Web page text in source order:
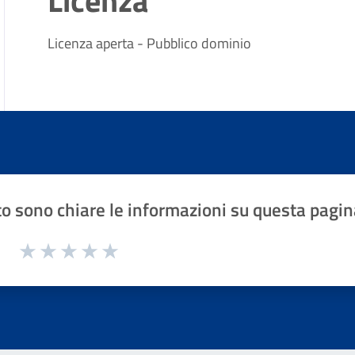
Licenza aperta - Pubblico dominio
sono chiare le informazioni su questa
1 a 5 stelle la pagina